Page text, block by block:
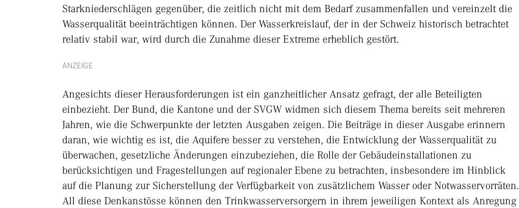
Starkniederschlägen gegenüber, die zeitlich nicht mit dem Bedarf zusammenfallen und vereinzelt die
Wasserqualität beeinträchtigen können. Der Wasserkreislauf, der in der Schweiz historisch betrachtet
relativ stabil war, wird durch die Zunahme dieser Extreme erheblich gestört.
ANZEIGE
Angesichts dieser Herausforderungen ist ein ganzheitlicher Ansatz gefragt, der alle Beteiligten
einbezieht. Der Bund, die Kantone und der SVGW widmen sich diesem Thema bereits seit mehreren
Jahren, wie die Schwerpunkte der letzten Ausgaben zeigen. Die Beiträge in dieser Ausgabe erinnern
daran, wie wichtig es ist, die Aquifere besser zu verstehen, die Entwicklung der Wasserqualität zu
überwachen, gesetzliche Änderungen einzubeziehen, die Rolle der Gebäudeinstallationen zu
berücksichtigen und Fragestellungen auf regionaler Ebene zu betrachten, insbesondere im Hinblick
auf die Planung zur Sicherstellung der Verfügbarkeit von zusätzlichem Wasser oder Notwasservorräten.
All diese Denkanstösse können den Trinkwasserversorgern in ihrem jeweiligen Kontext als Anregung